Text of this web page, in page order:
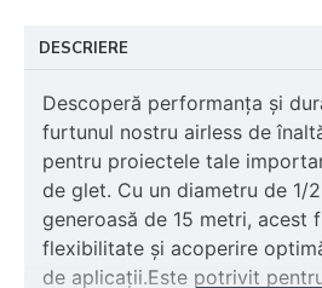
DESCRIERE
Descoperă performanța și
furtunul nostru airless de
pentru proiectele tale
de glet. Cu un diametru de 1/
generoasă de 15 metri, acest
flexibilitate și acoperire
de aplicații.Este potrivit